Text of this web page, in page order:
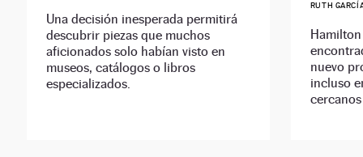
Una decisión inesperada permitirá
descubrir piezas que muchos
aficionados solo habían visto en
museos, catálogos o libros
especializados.
RUTH
nuevo
incluso